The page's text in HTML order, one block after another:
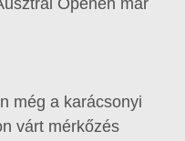
Openen már
még a karácsonyi
várt mérkőzés